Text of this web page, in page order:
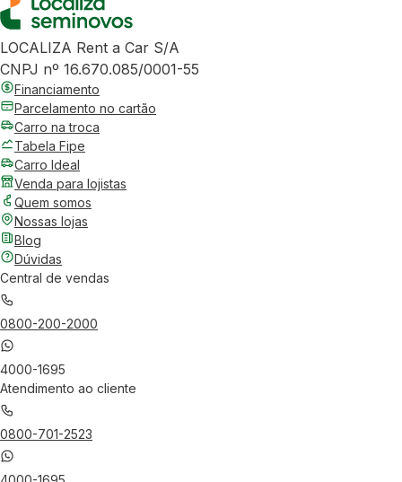
LOCALIZA Rent a Car S/A
CNPJ nº 16.670.085/0001-55
Financiamento
Parcelamento no cartão
Carro na troca
Tabela Fipe
Carro Ideal
Venda para lojistas
Quem somos
Nossas lojas
Blog
Dúvidas
Central de vendas
0800-200-2000
4000-1695
Atendimento ao cliente
0800-701-2523